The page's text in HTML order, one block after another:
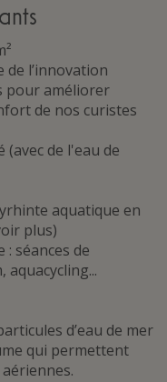
de l’innovation
pour améliorer
de nos curistes
(avec de l'eau de
aquatique en
plus)
: séances de
aquacycling...
d’eau de mer
qui permettent